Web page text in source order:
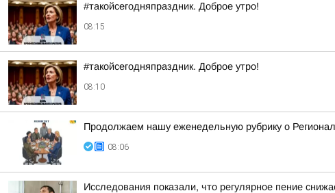
#такойсегодняпраздник. Доброе утро!
08:15
#такойсегодняпраздник. Доброе утро!
08:10
Продолжаем нашу еженедельную рубрику о
08:06
Исследования показали, что регулярное пение